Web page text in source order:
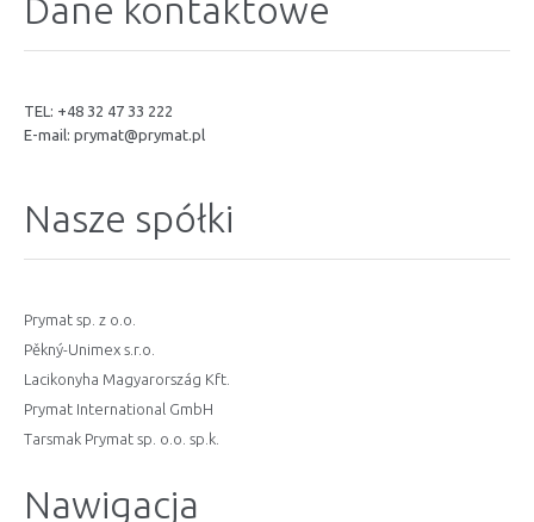
Dane kontaktowe
TEL: +48 32 47 33 222
E-mail: prymat@prymat.pl
Nasze spółki
Prymat sp. z o.o.
Pěkný-Unimex s.r.o.
Lacikonyha Magyarország Kft.
Prymat International GmbH
Tarsmak Prymat sp. o.o. sp.k.
Nawigacja